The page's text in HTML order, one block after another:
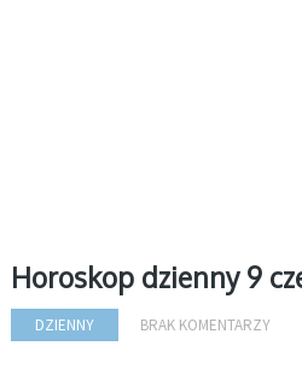
Horoskop dzienny 9
DZIENNY BRAK KOMENTARZY